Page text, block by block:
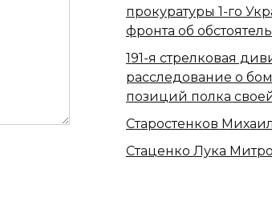
прокуратуры 1-го
фронта об
191-я стрелковая
расследование о
позиций полка
Старостенков
Стаценко Лука